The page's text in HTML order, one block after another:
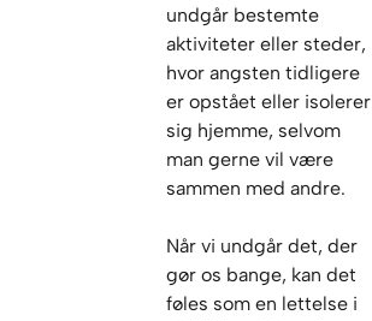
undgår bestemte
aktiviteter eller steder,
hvor angsten tidligere
er opstået eller isolerer
sig hjemme, selvom
man gerne vil være
sammen med andre.
Når vi undgår det, der
gør os bange, kan det
føles som en lettelse i